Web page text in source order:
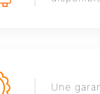
Une